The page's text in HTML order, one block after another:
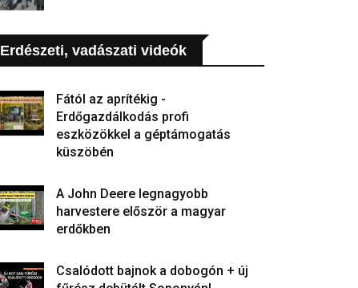
Erdészeti, vadászati videók
Fától az aprítékig -
Erdőgazdálkodás profi
eszközökkel a géptámogatás
küszöbén
A John Deere legnagyobb
harvestere először a magyar
erdőkben
Csalódott bajnok a dobogón + új